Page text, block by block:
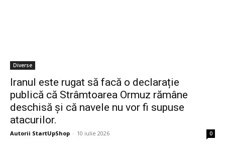
Diverse
Iranul este rugat să facă o declarație
publică că Strâmtoarea Ormuz rămâne
deschisă și că navele nu vor fi supuse
atacurilor.
Autorii StartUpShop - 10 iulie 2026 0